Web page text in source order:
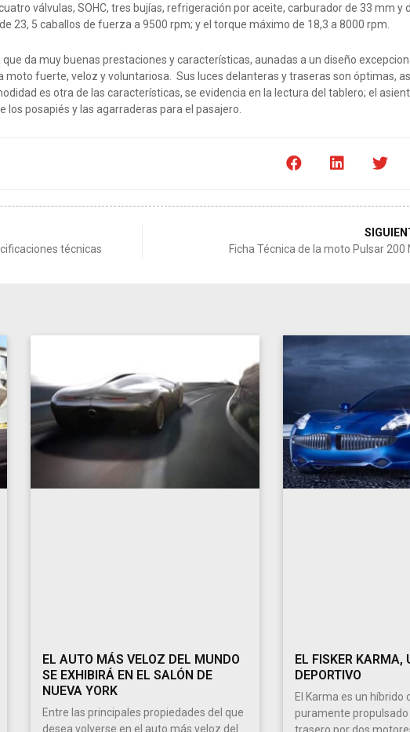
válvulas, SOHC, tres bujías, refrigeración por aceite, carburador de 33 mm y
23, 5 caballos de fuerza a 9500 rpm; y el torque máximo de 18,3 a 8000 rpm.
da muy buenas prestaciones y características, aunadas a un diseño
moto fuerte, veloz y voluntariosa. Sus luces delanteras y traseras son óptimas,
es otra de las características, se evidencia en la lectura del tablero; el
los posapiés y las agarraderas para el pasajero.
técnicas
Ficha Técnica de la moto Pulsar 200
EL AUTO MÁS VELOZ DEL MUNDO
SE EXHIBIRÁ EN EL SALÓN DE
NUEVA YORK
Entre las principales propiedades del que
desea volverse en el auto más veloz del
EL FISKER KARMA,
DEPORTIVO
El Karma es un híbrido
puramente propulsado